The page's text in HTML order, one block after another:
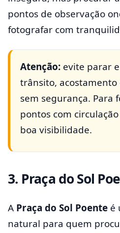
pontos de observação
fotografar com
Atenção: evite parar
trânsito,
sem segurança. Para
pontos com
boa visibilidade.
3. Praça do Sol
A Praça do Sol Poente é
natural para quem